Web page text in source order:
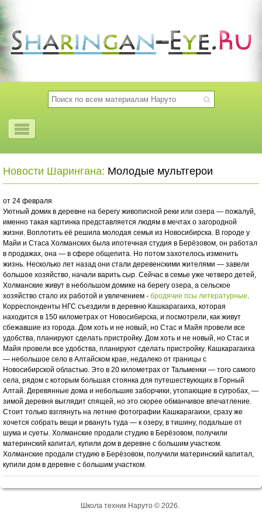
Новости Шарингана: Молодые мультгерои
от 24 февраля
Уютный домик в деревне на берегу живописной реки или озера — пожалуй,
именно такая картинка представляется людям в мечтах о загородной
жизни. Воплотить её решила молодая семья из Новосибирска. В городе у
Майи и Стаса Холманских была ипотечная студия в Берёзовом, он работал
в продажах, она — в сфере общепита. Но потом захотелось изменить
жизнь. Несколько лет назад они стали деревенскими жителями — завели
большое хозяйство, начали варить сыр. Сейчас в семье уже четверо детей,
Холманские живут в небольшом домике на берегу озера, а сельское
хозяйство стало их работой и увлечением - бродячие псы литературные.
Корреспонденты НГС съездили в деревню Кашкарагаиха, которая
находится в 150 километрах от Новосибирска, и посмотрели, как живут
сбежавшие из города. Дом хоть и не новый, но Стас и Майя провели все
удобства, планируют сделать пристройку. Дом хоть и не новый, но Стас и
Майя провели все удобства, планируют сделать пристройку. Кашкарагаиха
— небольшое село в Алтайском крае, недалеко от границы с
Новосибирской областью. Это в 20 километрах от Тальменки — того самого
села, рядом с которым большая стоянка для путешествующих в Горный
Алтай. Деревянные дома и небольшие заборчики, утопающие в сугробах, —
зимой деревня выглядит спящей, но это скорее обманчивое впечатление.
Стоит только взглянуть на летние фотографии Кашкарагаихи, сразу же
хочется собрать вещи и рвануть туда — к озеру, в тишину, подальше от
шума и суеты. Холманские продали студию в Берёзовом, получили
материнский капитал, купили дом в деревне с большим участком.
Холманские продали студию в Берёзовом, получили материнский капитал,
купили дом в деревне с большим участком.
Школа техник Наруто © 2026.